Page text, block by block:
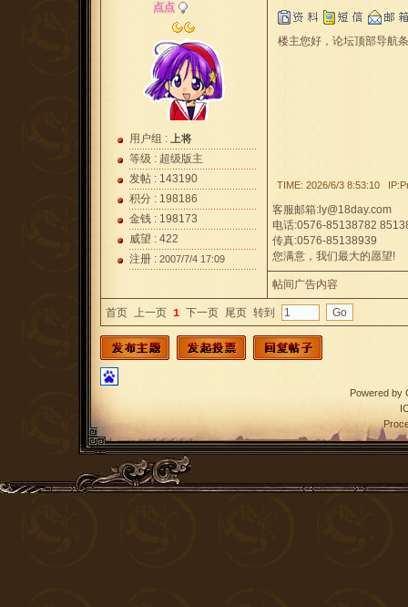
点点
用户组 :上将
等级 : 超级版主
发帖 : 143190
积分 : 198186
金钱 : 198173
威望 : 422
注册 :2007/7/4 17:09
楼主您好，论坛顶部导航
TIME: 2026/6/3 8:53:10
客服邮箱:ly@18day.com
电话:0576-85138782
传真:0576-85138939
您满意，我们最大的愿望!
帖间广告内容
首页 上一页 1 下一页 尾页 转到
Powered by